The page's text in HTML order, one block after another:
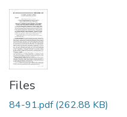
Files
84-91.pdf(262.88 KB)